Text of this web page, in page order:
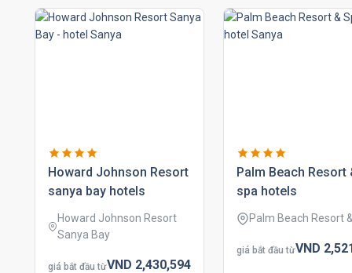
howard johnson resort
sanya bay hotels
Howard Johnson Resort
Sanya Bay
giá bắt đầu từVND 2,430,594
palm beach resort
spa hotels
Palm Beach Resort
giá bắt đầu từVND